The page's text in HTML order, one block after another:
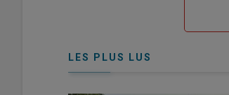
LES PLUS LUS